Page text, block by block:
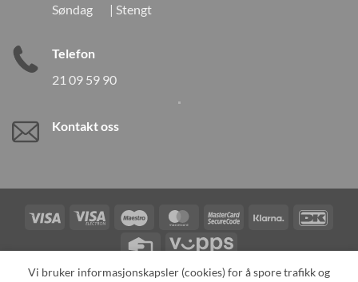
Søndag | Stengt
Telefon
21 09 59 90
Kontakt oss
Visa
Visa
Electron
Maestro MasterCardMasterCardKlarna
Credit
Vipps
Vi bruker informasjonskapsler (cookies) for å spore trafikk og